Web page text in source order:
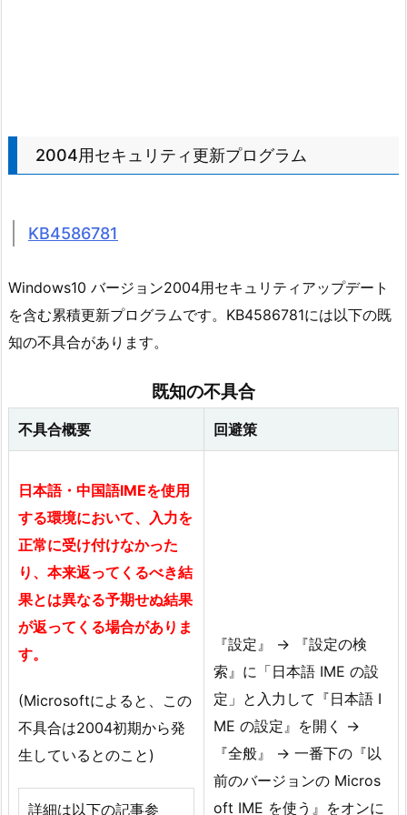
2004用セキュリティ更新プログラム
KB4586781
Windows10 バージョン2004用セキュリティアップデート
を含む累積更新プログラムです。KB4586781には以下の既
知の不具合があります。
既知の不具合
不具合概要 回避策
日本語・中国語IMEを使用
する環境において、入力を
正常に受け付けなかった
り、本来返ってくるべき結
果とは異なる予期せぬ結果
が返ってくる場合がありま
す。
(Microsoftによると、この
不具合は2004初期から発
生しているとのこと)
詳細は以下の記事参
『設定』 → 『設定の検
索』に「日本語 IME の設
定」と入力して『日本語 I
ME の設定』を開く →
『全般』 → 一番下の『以
前のバージョンの Micros
oft IME を使う』をオンに